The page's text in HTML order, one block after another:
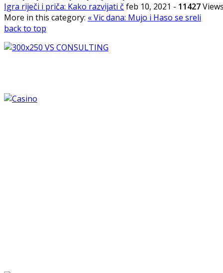
Igra riječi i priča: Kako razvijati č feb 10, 2021 - 11427
More in this category: « Vic dana: Mujo i Haso se sreli
back to top